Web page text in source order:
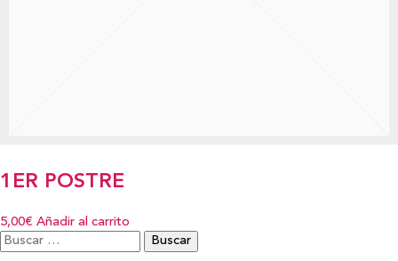
1ER POSTRE
5,00€ Añadir al carrito
Buscar: